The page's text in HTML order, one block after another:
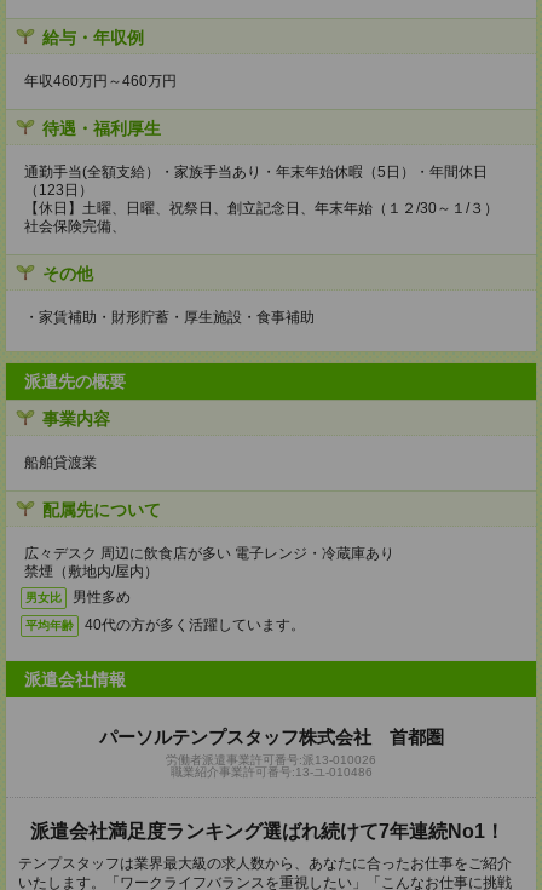
給与・年収例
年収460万円～460万円
待遇・福利厚生
通勤手当(全額支給）・家族手当あり・年末年始休暇（5日）・年間休日
（123日）
【休日】土曜、日曜、祝祭日、創立記念日、年末年始（１２/30～１/３）
社会保険完備、
その他
・家賃補助・財形貯蓄・厚生施設・食事補助
派遣先の概要
事業内容
船舶貸渡業
配属先について
広々デスク 周辺に飲食店が多い 電子レンジ・冷蔵庫あり
禁煙（敷地内/屋内）
男女比 男性多め
平均年齢 40代の方が多く活躍しています。
派遣会社情報
パーソルテンプスタッフ株式会社 首都圏
労働者派遣事業許可番号:派13-010026
職業紹介事業許可番号:13-ユ-010486
派遣会社満足度ランキング選ばれ続けて7年連続No1！
テンプスタッフは業界最大級の求人数から、あなたに合ったお仕事をご紹介
いたします。「ワークライフバランスを重視したい」「こんなお仕事に挑戦